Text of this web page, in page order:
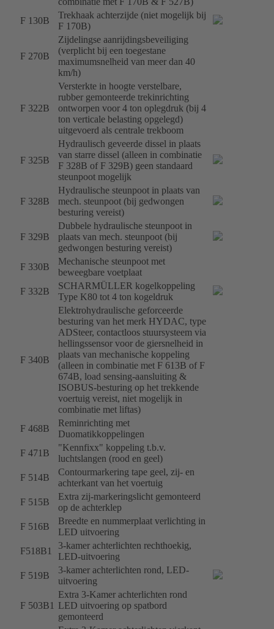
F 130B
Trekhaak achterzijde (niet mogelijk bij
F 170B)
F 270B
Zijdelingse aanrijdingsbeveiliging
(verplicht bij een toegestane
maximumsnelheid van meer dan 40
km/h)
F 322B
Versterkte in hoogte verstelbare,
rubber gemonteerde trekinrichting
ontworpen voor 4 ton oplegdruk (bij 4
ton verticale belasting opgelegd)
uitgevoerd als centrale trekboom
F 325B
Hydraulisch geveerde dissel in plaats
van starre dissel (alleen in combinatie
F 328B of F 329B) geen standaard
steunpoot mogelijk
F 328B
Hydraulische steunpoot in plaats van
mech. steunpoot (bij gedwongen
besturing vereist)
F 329B
Dubbele hydraulische steunpoot in
plaats van mech. steunpoot (bij
gedwongen besturing vereist)
F 330B
Mechanische steunpoot met
beweegbare voetplaat
F 332B
SCHARMÜLLER kogelkoppeling
Type K80 tot 4 ton kogeldruk
F 340B
Elektrohydraulische geforceerde
besturing van het merk HYDAC, type
ADSteer, contactloos stuursysteem via
hellingssensor voor de giersnelheid in
plaats van mechanische koppeling
(alleen in combinatie met F 613B of F
674B, load sensing-aansluiting &
ISOBUS-besturing op het trekkende
voertuig vereist, niet mogelijk in
combinatie met liftas)
F 468B
Reminrichting met
Duomatikkoppelingen
F 471B
"Kennfixx" koppeling t.b.v.
luchtslangen (rood en geel)
F 514B
Contourmarkering tape geel, zij- en
achterkant van het voertuig
F 515B
Extra zij-markeringslicht gemonteerd
op de achterklep
F 516B
Breedte en nummerplaat verlichting in
LED uitvoering
F518B1
3-kamer achterlichten rechthoekig,
LED-uitvoering
F 519B
3-kamer achterlichten rond, LED-
uitvoering
F 503B1
Extra 3-Kamer achterlichten rond
LED uitvoering op spatbord
gemonteerd